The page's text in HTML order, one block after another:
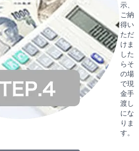
示、
ご納
得い
ただ
けま
した
らそ
の場
で現
金手
渡し
にな
りま
す。